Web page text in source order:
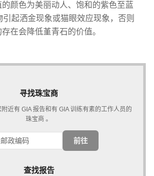
颜色为美丽动人、饱和的紫色至蓝
起洒金现象或猫眼效应现象，否则
在会降低堇青石的价值。
寻找珠宝商
近有 GIA 报告和有 GIA 训练有素的工作人员的
珠宝商 。
前往
查找报告